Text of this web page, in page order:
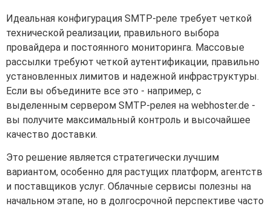
Идеальная конфигурация SMTP-реле требует четкой
технической реализации, правильного выбора
провайдера и постоянного мониторинга. Массовые
рассылки требуют четкой аутентификации, правильно
установленных лимитов и надежной инфраструктуры.
Если вы объедините все это - например, с
выделенным сервером SMTP-релея на webhoster.de -
вы получите максимальный контроль и высочайшее
качество доставки.
Это решение является стратегически лучшим
вариантом, особенно для растущих платформ, агентств
и поставщиков услуг. Облачные сервисы полезны на
начальном этапе, но в долгосрочной перспективе часто